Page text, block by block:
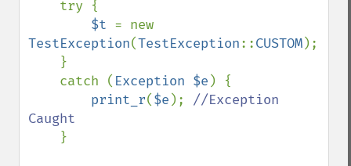
$t
TestException(TestException::CUSTOM);
    catch (
Exception $e ) {
print_r($e ); //Exception
Caught
}